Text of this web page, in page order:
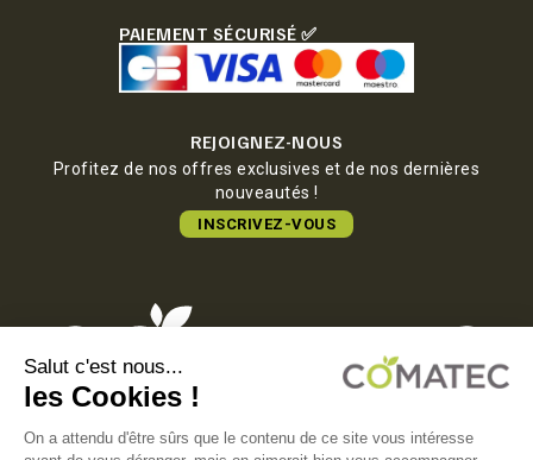
PAIEMENT SÉCURISÉ ✅
REJOIGNEZ-NOUS
Profitez de nos offres exclusives et de nos dernières
nouveautés !
INSCRIVEZ-VOUS
COMATEC PACKAGING